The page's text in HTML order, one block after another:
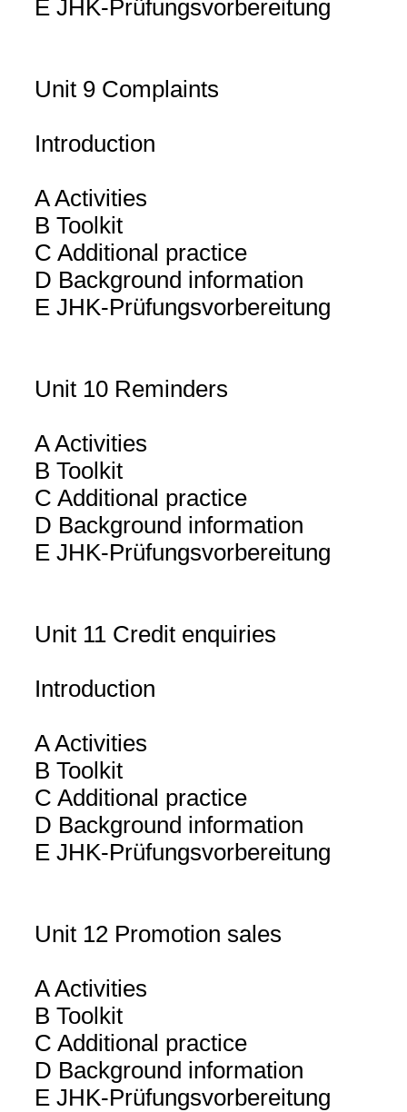
E JHK-Prüfungsvorbereitung
Unit 9 Complaints
Introduction
A Activities
B Toolkit
C Additional practice
D Background information
E JHK-Prüfungsvorbereitung
Unit 10 Reminders
A Activities
B Toolkit
C Additional practice
D Background information
E JHK-Prüfungsvorbereitung
Unit 11 Credit enquiries
Introduction
A Activities
B Toolkit
C Additional practice
D Background information
E JHK-Prüfungsvorbereitung
Unit 12 Promotion sales
A Activities
B Toolkit
C Additional practice
D Background information
E JHK-Prüfungsvorbereitung